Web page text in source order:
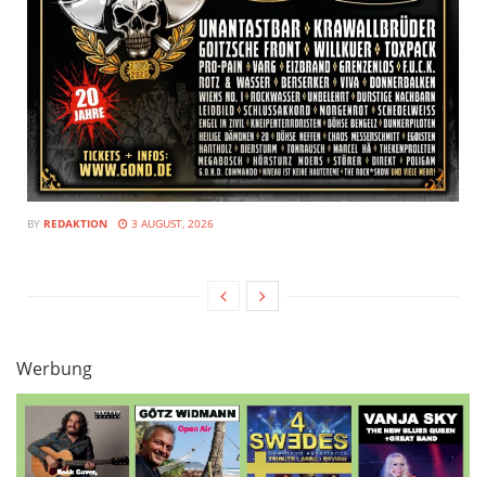
BY REDAKTION 3 AUGUST, 2026
Werbung